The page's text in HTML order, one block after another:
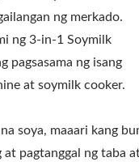
ng merkado.
ng 3-in-1 Soymilk
pagsasama ng isang
at soymilk cooker.
soya, maaari kang
at pagtanggal ng taba